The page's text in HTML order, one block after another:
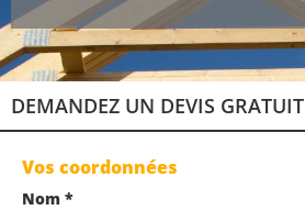
DEMANDEZ UN DEVIS GRATUIT
Vos coordonnées
Nom *